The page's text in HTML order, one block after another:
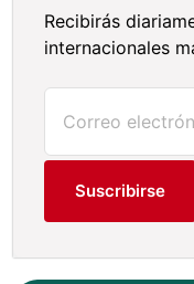
Recibirás
internacionales
Suscribirse